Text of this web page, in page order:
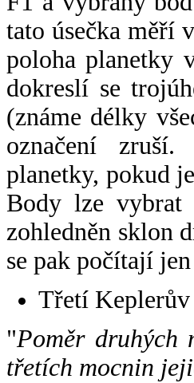
tato úsečka měří
poloha planetky
dokreslí se
(známe délky
označení
planetky, pokud
Body lze
zohledněn sklon
se pak počítají
Třetí Keplerův
"Poměr druhých
třetích mocnin